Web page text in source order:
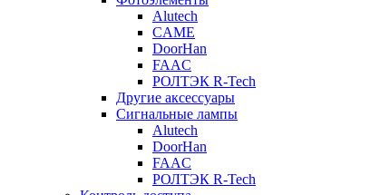
Alutech
CAME
DoorHan
FAAC
РОЛТЭК R-Tech
Другие аксессуары
Сигнальные лампы
Alutech
DoorHan
FAAC
РОЛТЭК R-Tech